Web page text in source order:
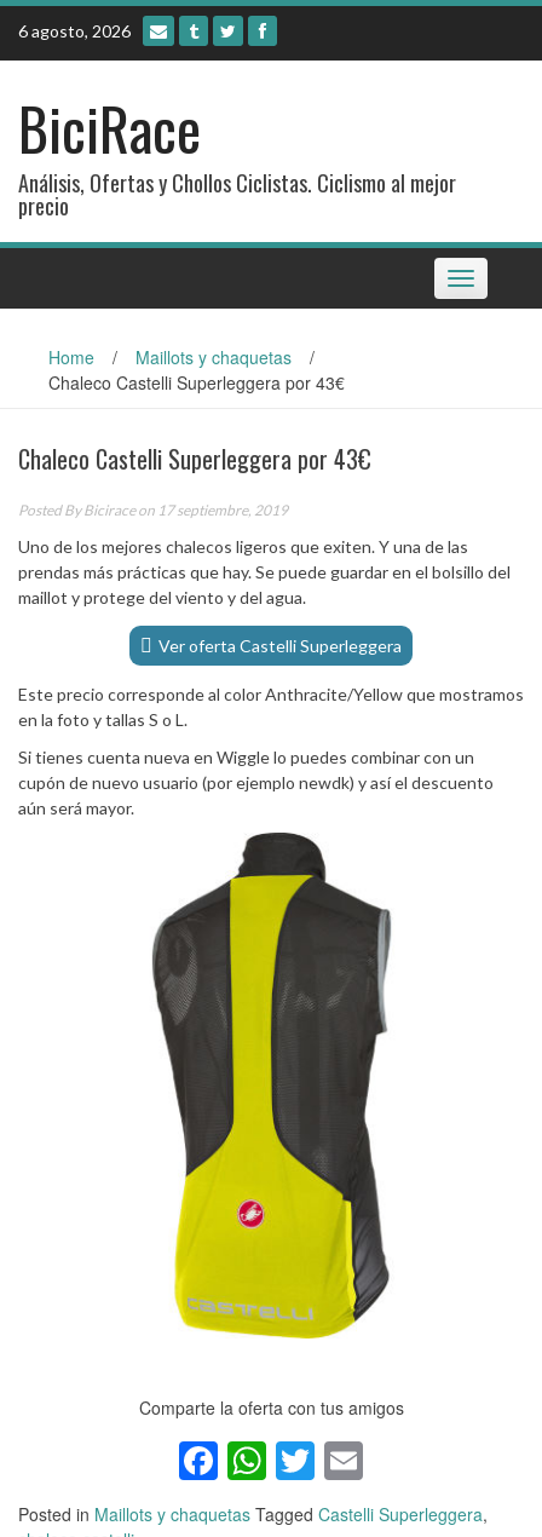
Skip
content
6 agosto, 2026
BiciRace
Análisis, Ofertas y Chollos Ciclistas. Ciclismo al mejor
precio
Toggle
navigation
Home / Maillots y chaquetas
/
Chaleco Castelli Superleggera por 43€
Chaleco Castelli Superleggera por 43€
Posted ByBiciraceon 17 septiembre, 2019
Uno de los mejores chalecos ligeros que exiten. Y una de las
prendas más prácticas que hay. Se puede guardar en el bolsillo del
maillot y protege del viento y del agua.
Ver oferta Castelli Superleggera
Este precio corresponde al color Anthracite/Yellow que mostramos
en la foto y tallas S o L.
Si tienes cuenta nueva en Wiggle lo puedes combinar con un
cupón de nuevo usuario (por ejemplo newdk) y así el descuento
aún será mayor.
Comparte la oferta con tus amigos
Facebook
WhatsApp
Twitter
Posted in Maillots y chaquetas Tagged Castelli Superleggera,